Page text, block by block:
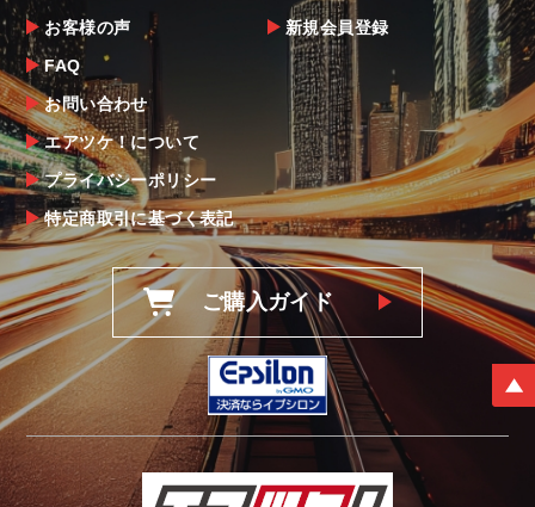
お客様の声
FAQ
お問い合わせ
エアツケ！について
プライバシーポリシー
特定商取引に基づく表記
新規会員登録
ご購入ガイド